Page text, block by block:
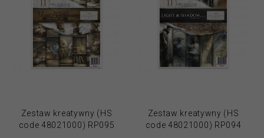
Zestaw kreatywny (HS
code 48021000) RP095
Zestaw kreatywny (HS
code 48021000) RP094